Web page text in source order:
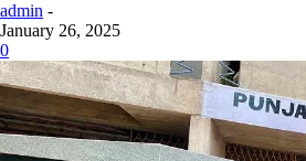
admin -
January 26, 2025
0